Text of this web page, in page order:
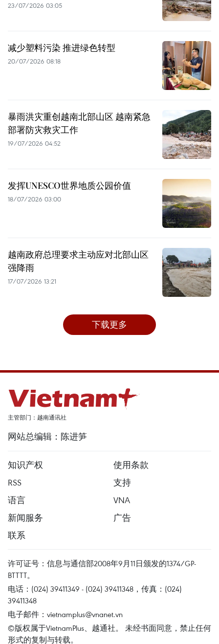
23/07/2026 03:05
减少塑料污染 推进绿色转型
20/07/2026 08:18
暴雨洪灾重创越南北部山区 越南紧急
部署防灾救灾工作
19/07/2026 04:52
发挥UNESCO世界地质公园价值
18/07/2026 03:00
越南政府总理要求主动应对北部山区
强降雨
17/07/2026 13:21
下载更多
主管部门：越南通讯社
网站总编辑：陈进笋
知识产权
使用条款
RSS
支持
语言
VNA
新闻服务
广告
联系
许可证号：信息与通信部2008年9月11日颁发的1374/GP-
BTTTT。
电话：(024) 39411349 - (024) 39411348，传真：(024)
39411348
电子邮件： vietnamplus@vnanet.vn
©版权属于VietnamPlus、越通社。 未经书面同意，禁止任何
形式的复制与转载。